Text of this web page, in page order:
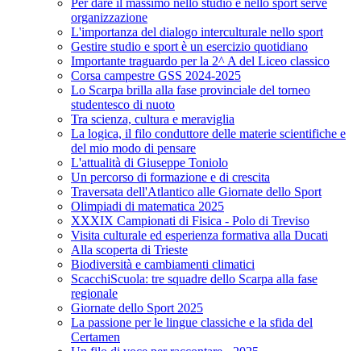
Per dare il massimo nello studio e nello sport serve
organizzazione
L'importanza del dialogo interculturale nello sport
Gestire studio e sport è un esercizio quotidiano
Importante traguardo per la 2^ A del Liceo classico
Corsa campestre GSS 2024-2025
Lo Scarpa brilla alla fase provinciale del torneo
studentesco di nuoto
Tra scienza, cultura e meraviglia
La logica, il filo conduttore delle materie scientifiche e
del mio modo di pensare
L'attualità di Giuseppe Toniolo
Un percorso di formazione e di crescita
Traversata dell'Atlantico alle Giornate dello Sport
Olimpiadi di matematica 2025
XXXIX Campionati di Fisica - Polo di Treviso
Visita culturale ed esperienza formativa alla Ducati
Alla scoperta di Trieste
Biodiversità e cambiamenti climatici
ScacchiScuola: tre squadre dello Scarpa alla fase
regionale
Giornate dello Sport 2025
La passione per le lingue classiche e la sfida del
Certamen